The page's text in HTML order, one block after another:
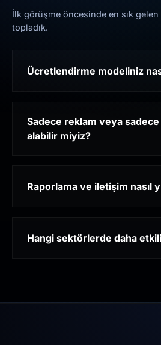
İlk görüşme öncesinde en sık gelen
topladık.
Ücretlendirme modeliniz
Sadece reklam veya
alabilir miyiz?
Raporlama ve iletişim nasıl
Hangi sektörlerde daha